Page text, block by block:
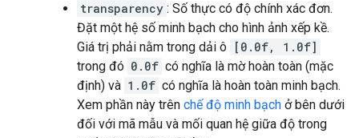
transparency : Số thực có độ chính xác đơn.
Đặt một hệ số minh bạch cho hình ảnh xếp kề.
Giá trị phải nằm trong dải ô
[0.0f, 1.0f]
trong đó 0.0f có nghĩa là mờ hoàn toàn (mặc
định) và 1.0f có nghĩa là hoàn toàn minh bạch.
Xem phần này trên chế độ minh bạch ở bên dưới
đối với mã mẫu và mối quan hệ giữa độ trong